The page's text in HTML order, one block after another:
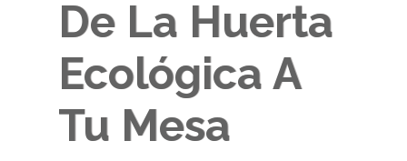
De La Huerta
Ecológica A
Tu Mesa